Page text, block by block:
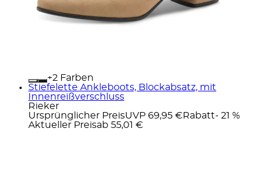
+
Farben
Stiefelette Ankleboots, Blockabsatz, mit
Innenreißverschluss
Rieker
Ursprünglicher PreisUVP 69,95 € Rabatt- 21 %
Aktueller Preisab 55,01 €